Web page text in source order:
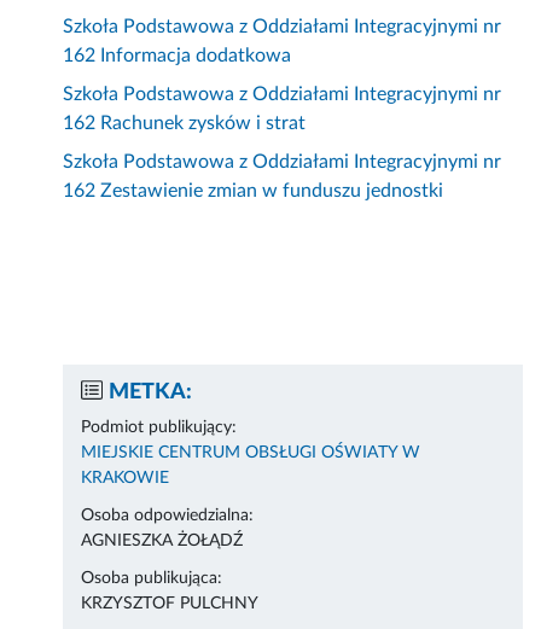
Szkoła Podstawowa z Oddziałami Integracyjnymi nr
162 Informacja dodatkowa
Szkoła Podstawowa z Oddziałami Integracyjnymi nr
162 Rachunek zysków i strat
Szkoła Podstawowa z Oddziałami Integracyjnymi nr
162 Zestawienie zmian w funduszu jednostki
METKA:
Podmiot publikujący:
MIEJSKIE CENTRUM OBSŁUGI OŚWIATY W
KRAKOWIE
Osoba odpowiedzialna:
AGNIESZKA ŻOŁĄDŹ
Osoba publikująca:
KRZYSZTOF PULCHNY